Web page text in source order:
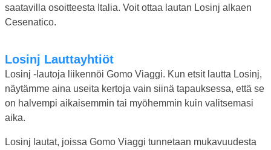
saatavilla osoitteesta Italia. Voit ottaa lautan Losinj alkaen
Cesenatico.
Losinj Lauttayhtiöt
Losinj -lautoja liikennöi Gomo Viaggi. Kun etsit lautta Losinj,
näytämme aina useita kertoja vain siinä tapauksessa, että se
on halvempi aikaisemmin tai myöhemmin kuin valitsemasi
aika.
Losinj lautat, joissa Gomo Viaggi tunnetaan mukavuudesta